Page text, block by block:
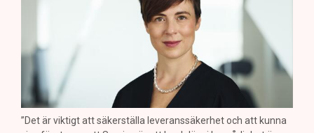
”Det är viktigt att säkerställa leveranssäkerhet och att kunna